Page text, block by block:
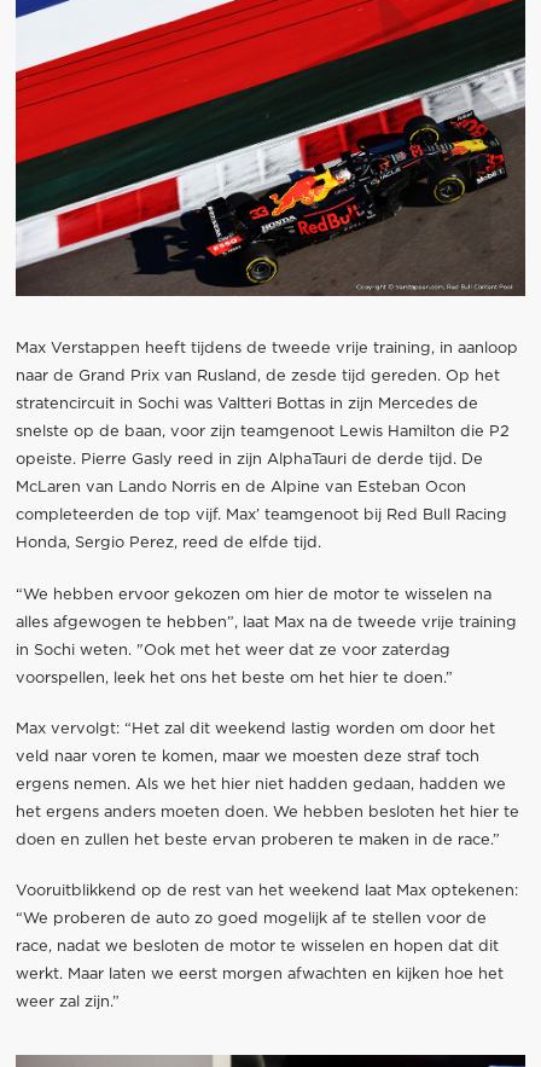
Max Verstappen heeft tijdens de tweede vrije training, in aanloop
naar de Grand Prix van Rusland, de zesde tijd gereden. Op het
stratencircuit in Sochi was Valtteri Bottas in zijn Mercedes de
snelste op de baan, voor zijn teamgenoot Lewis Hamilton die P2
opeiste. Pierre Gasly reed in zijn AlphaTauri de derde tijd. De
McLaren van Lando Norris en de Alpine van Esteban Ocon
completeerden de top vijf. Max’ teamgenoot bij Red Bull Racing
Honda, Sergio Perez, reed de elfde tijd.
“We hebben ervoor gekozen om hier de motor te wisselen na
alles afgewogen te hebben”, laat Max na de tweede vrije training
in Sochi weten. "Ook met het weer dat ze voor zaterdag
voorspellen, leek het ons het beste om het hier te doen.”
Max vervolgt: “Het zal dit weekend lastig worden om door het
veld naar voren te komen, maar we moesten deze straf toch
ergens nemen. Als we het hier niet hadden gedaan, hadden we
het ergens anders moeten doen. We hebben besloten het hier te
doen en zullen het beste ervan proberen te maken in de race.”
Vooruitblikkend op de rest van het weekend laat Max optekenen:
“We proberen de auto zo goed mogelijk af te stellen voor de
race, nadat we besloten de motor te wisselen en hopen dat dit
werkt. Maar laten we eerst morgen afwachten en kijken hoe het
weer zal zijn.”